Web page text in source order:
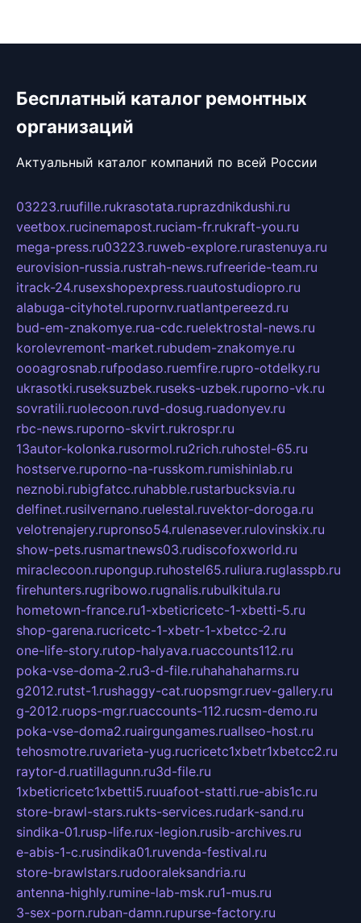
Бесплатный каталог ремонтных
организаций
Актуальный каталог компаний по всей России
03223.ruufille.rukrasotata.ruprazdnikdushi.ru
veetbox.rucinemapost.ruciam-fr.rukraft-you.ru
mega-press.ru03223.ruweb-explore.rurastenuya.ru
eurovision-russia.rustrah-news.rufreeride-team.ru
itrack-24.rusexshopexpress.ruautostudiopro.ru
alabuga-cityhotel.rupornv.ruatlantpereezd.ru
bud-em-znakomye.rua-cdc.ruelektrostal-news.ru
korolevremont-market.rubudem-znakomye.ru
oooagrosnab.rufpodaso.ruemfire.rupro-otdelky.ru
ukrasotki.ruseksuzbek.ruseks-uzbek.ruporno-vk.ru
sovratili.ruolecoon.ruvd-dosug.ruadonyev.ru
rbc-news.ruporno-skvirt.rukrospr.ru
13autor-kolonka.rusormol.ru2rich.ruhostel-65.ru
hostserve.ruporno-na-russkom.rumishinlab.ru
neznobi.rubigfatcc.ruhabble.rustarbucksvia.ru
delfinet.rusilvernano.ruelestal.ruvektor-doroga.ru
velotrenajery.rupronso54.rulenasever.rulovinskix.ru
show-pets.rusmartnews03.rudiscofoxworld.ru
miraclecoon.rupongup.ruhostel65.ruliura.ruglasspb.ru
firehunters.rugribowo.rugnalis.rubulkitula.ru
hometown-france.ru1-xbeticricetc-1-xbetti-5.ru
shop-garena.rucricetc-1-xbetr-1-xbetcc-2.ru
one-life-story.rutop-halyava.ruaccounts112.ru
poka-vse-doma-2.ru3-d-file.ruhahahaharms.ru
g2012.rutst-1.rushaggy-cat.ruopsmgr.ruev-gallery.ru
g-2012.ruops-mgr.ruaccounts-112.rucsm-demo.ru
poka-vse-doma2.ruairgungames.ruallseo-host.ru
tehosmotre.ruvarieta-yug.rucricetc1xbetr1xbetcc2.ru
raytor-d.ruatillagunn.ru3d-file.ru
1xbeticricetc1xbetti5.ruuafoot-statti.rue-abis1c.ru
store-brawl-stars.rukts-services.rudark-sand.ru
sindika-01.rusp-life.rux-legion.rusib-archives.ru
e-abis-1-c.rusindika01.ruvenda-festival.ru
store-brawlstars.rudooraleksandria.ru
antenna-highly.rumine-lab-msk.ru1-mus.ru
3-sex-porn.ruban-damn.rupurse-factory.ru